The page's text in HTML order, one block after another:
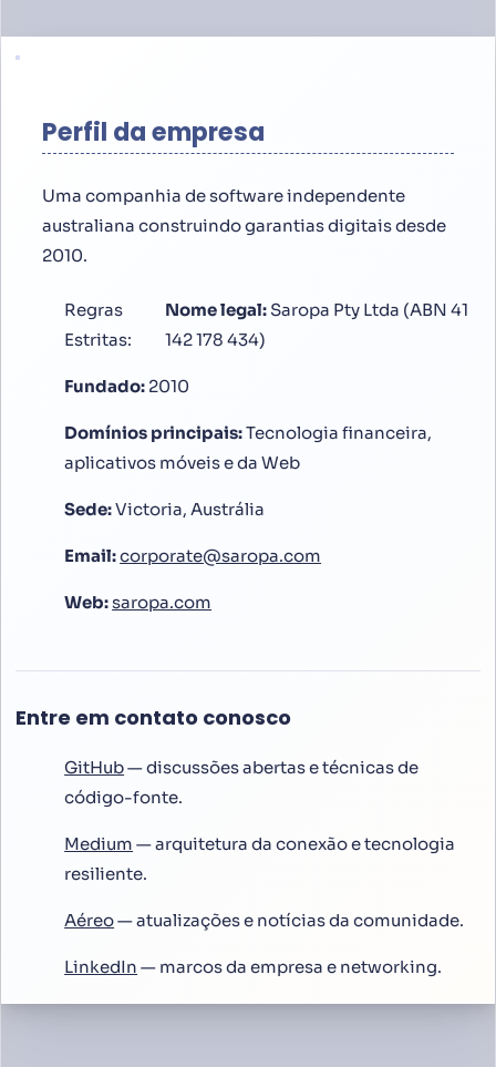
Perfil da empresa
Uma companhia de software independente
australiana construindo garantias digitais desde
2010.
Regras
Estritas:
Nome legal:Saropa Pty Ltda (ABN 41
142 178 434)
Fundado: 2010
Domínios principais:Tecnologia financeira,
aplicativos móveis e da Web
Sede:Victoria, Austrália
Email:corporate@saropa.com
Web:saropa.com
Entre em contato conosco
GitHub— discussões abertas e técnicas de
código-fonte.
Medium — arquitetura da conexão e tecnologia
resiliente.
Aéreo— atualizações e notícias da comunidade.
LinkedIn — marcos da empresa e networking.